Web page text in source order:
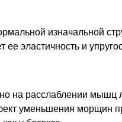
изначальной
ее эластичность и
на расслаблении мышц
уменьшения морщин